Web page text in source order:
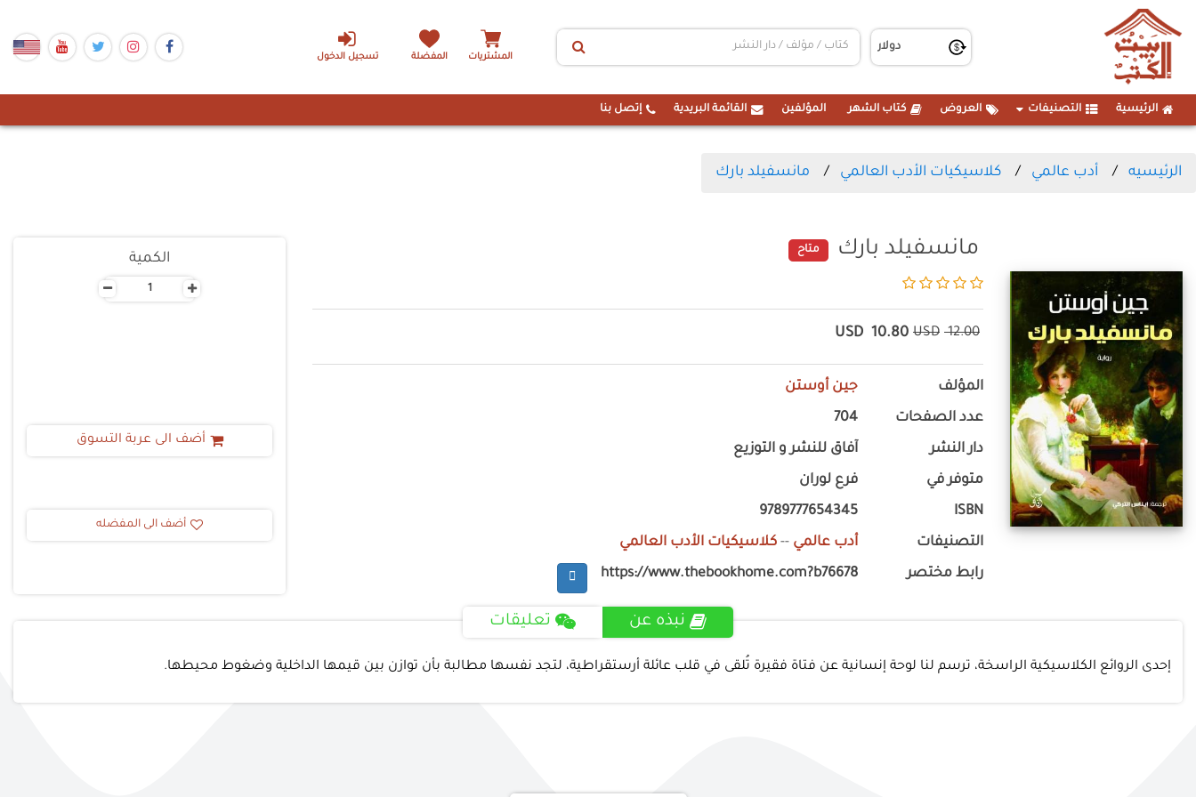
تسجيل الدخول المشتريات المفضلة
الرئيسية التصنيفات العروض كتاب الشهر المؤلفين القائمة البريدية إتصل بنا
الرئيسيه أدب عالمي كلاسيكيات الأدب العالمي مانسفيلد بارك
مانسفيلد بارك متاح
12.00
USD
10.80
USD
المؤلف جين أوستن
عدد الصفحات 704
دار النشر آفاق للنشر و التوزيع
متوفر في فرع لوران
ISBN
9789777654345
التصنيفات أدب عالمي -- كلاسيكيات الأدب العالمي
رابط مختصر https://www.thebookhome.com?b76678
الكمية
- +
أضف الى عربة التسوق
أضف الى المفضله
نبذه عن تعليقات
إحدى الروائع الكلاسيكية الراسخة، ترسم لنا لوحة إنسانية عن فتاة فقيرة تُلقى في قلب عائلة أرستقراطية، لتجد نفسها مطالبة بأن توازن بين قيمها الداخلية وضغوط محيطها.